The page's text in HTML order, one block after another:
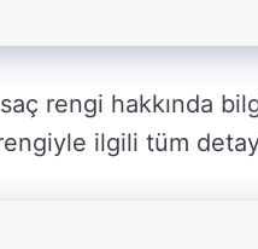
rengi hakkında
ilgili tüm